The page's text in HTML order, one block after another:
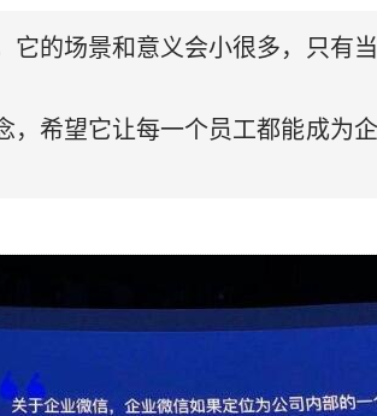
它的场景和意义会小很多，只有
，希望它让每一个员工都能成为